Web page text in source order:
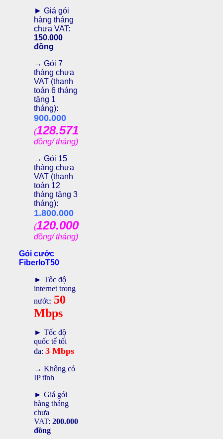
► Giá gói
hàng tháng
chưa VAT:
150.000
đồng
→ Gói 7
tháng chưa
VAT (thanh
toán 6 tháng
tặng 1
tháng):
900.000
(128.571
đồng/ tháng)
→ Gói 15
tháng chưa
VAT (thanh
toán 12
tháng tặng 3
tháng):
1.800.000
(120.000
đồng/ tháng)
Gói cước
FiberIoT50
► Tốc độ
internet trong
nước: 50
Mbps
► Tốc độ
quốc tế tối
đa: 3 Mbps
→ Không có
IP tĩnh
► Giá gói
hàng tháng
chưa
VAT: 200.000
đồng